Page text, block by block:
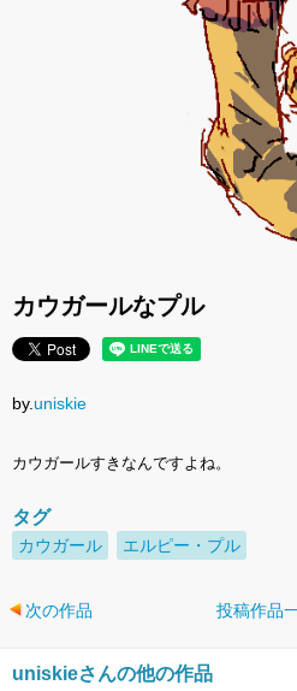
カウガールなプル
by.uniskie
カウガールすきなんですよね。
タグ
カウガール エルピー・プル
次の作品 投稿作品
uniskieさんの他の作品